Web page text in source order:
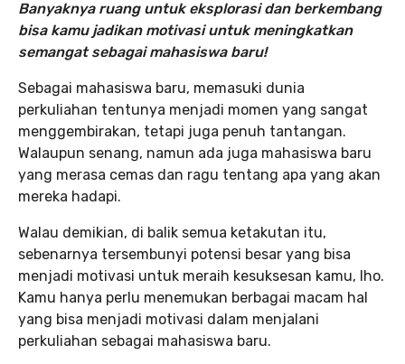
Banyaknya ruang untuk eksplorasi dan berkembang
bisa kamu jadikan motivasi untuk meningkatkan
semangat sebagai mahasiswa baru!
Sebagai mahasiswa baru, memasuki dunia
perkuliahan tentunya menjadi momen yang sangat
menggembirakan, tetapi juga penuh tantangan.
Walaupun senang, namun ada juga mahasiswa baru
yang merasa cemas dan ragu tentang apa yang akan
mereka hadapi.
Walau demikian, di balik semua ketakutan itu,
sebenarnya tersembunyi potensi besar yang bisa
menjadi motivasi untuk meraih kesuksesan kamu, lho.
Kamu hanya perlu menemukan berbagai macam hal
yang bisa menjadi motivasi dalam menjalani
perkuliahan sebagai mahasiswa baru.